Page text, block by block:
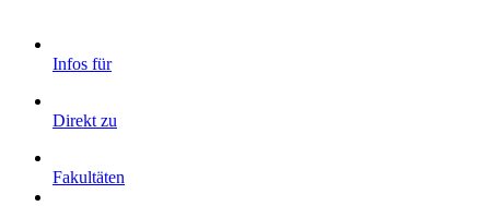
Infos für
Direkt zu
Fakultäten